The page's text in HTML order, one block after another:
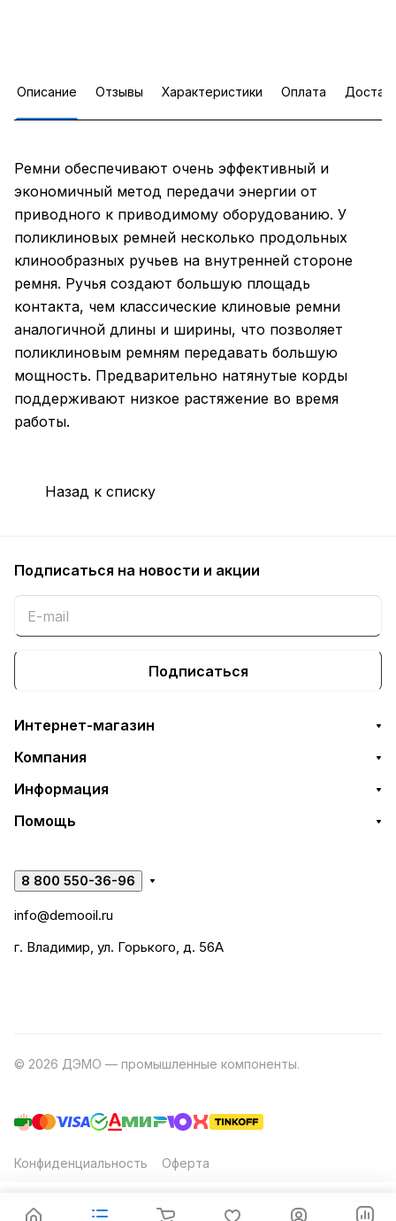
Описание Отзывы Характеристики Оплата
Ремни обеспечивают очень эффективный и
экономичный метод передачи энергии от
приводного к приводимому оборудованию. У
поликлиновых ремней несколько продольных
клинообразных ручьев на внутренней стороне
ремня. Ручья создают большую площадь
контакта, чем классические клиновые ремни
аналогичной длины и ширины, что позволяет
поликлиновым ремням передавать большую
мощность. Предварительно натянутые корды
поддерживают низкое растяжение во время
работы.
Назад к списку
Подписаться на новости и акции
Подписаться
Интернет-магазин
Компания
Информация
Помощь
8 800 550-36-96
info@demooil.ru
г. Владимир, ул. Горького, д. 56А
© 2026 ДЭМО — промышленные компоненты.
Конфиденциальность Оферта